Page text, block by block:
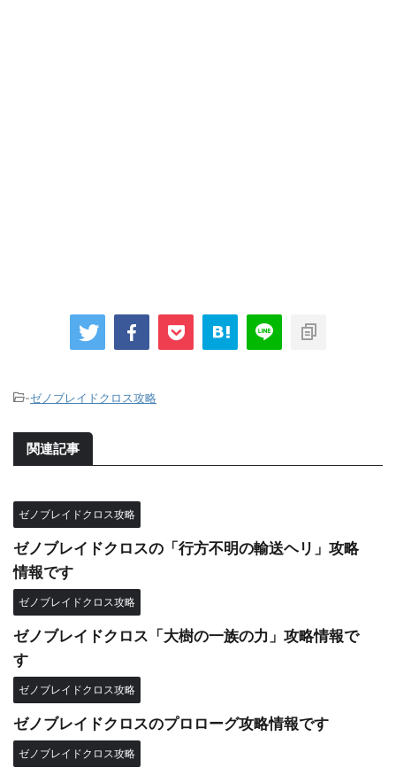
-ゼノブレイドクロス攻略
関連記事
ゼノブレイドクロス攻略
ゼノブレイドクロスの「行方不明の輸送ヘリ」攻略
情報です
ゼノブレイドクロス攻略
ゼノブレイドクロス「大樹の一族の力」攻略情報で
す
ゼノブレイドクロス攻略
ゼノブレイドクロスのプロローグ攻略情報です
ゼノブレイドクロス攻略